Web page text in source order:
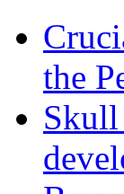
the
Skull